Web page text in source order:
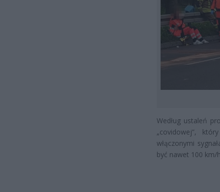
Według ustaleń
„covidowej”,
włączonymi
być nawet 100 km/